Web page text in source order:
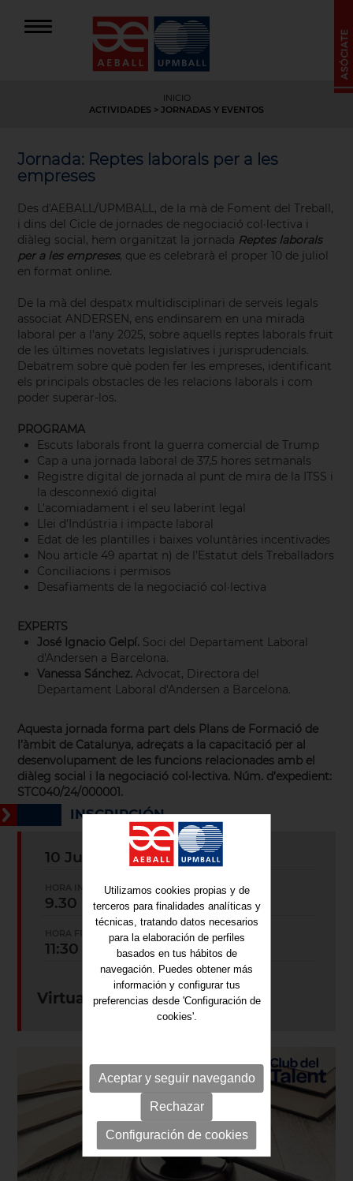
INICIO
ACTIVIDADES > JORNADAS Y EVENTOS
Jornada: Reptes laborals per a les
empreses
Des d'AEBALL/UPMBALL, de la mà de Foment del Treball,
i dins del Cicle de jornades de negociació col·lectiva i
diàleg social, hem organitzat la jornada Reptes laborals
per a les empreses, que es celebrarà el proper 10 de juliol
en format online.
De la mà del despatx multidisciplinari de serveis legals
associat ANDERSEN, ens endinsarem en una mirada
laboral per a l’any 2025, sobre aquells reptes laborals fruit
de les últimes novetats legislatives i jurisprudencials.
Debatrem sobre què poden fer les empreses, identificant
els principals obstacles de les relacions laborals i com
poder superar-los.
PROGRAMA
Escuts laborals front la guerra comercial de Trump
Cap a una jornada laboral de 37,5 hores setmanals
Registre digital de jornada al punt de mira de la ITSS i
la desconnexió digital
L’acomiadament i el seu laberint legal
Llei d’Indústria i impacte laboral
Edat de les plantilles i baixes voluntàries incentivades
Nou article 49 apartat n) de l’Estatut dels Treballadors
Conciliacions i permisos
Desafiaments de la negociació col·lectiva
EXPERTS
José Ignacio Gelpí.Soci del Departament Laboral
d'Andersen a Barcelona.
Vanessa Sánchez.Advocat, Directora del
Departament Laboral d'Andersen a Barcelona.
Aquesta jornada forma part dels Plans de Formació de
l’àmbit de Catalunya, adreçats a la capacitació per al
desenvolupament de les funcions relacionades amb el
diàleg social i la negociació col·lectiva. Núm. d’expedient:
STC040/24/000001.
INSCRIPCIÓN
10 Julio 2025
HORA INICIO:
9.30
11:30
Virtual (Zoom)
Utilizamos cookies propias y de
terceros para finalidades analíticas y
técnicas, tratando datos necesarios
para la elaboración de perfiles
basados en tus hábitos de
navegación. Puedes obtener más
información y configurar tus
preferencias desde 'Configuración de
cookies'.
Aceptar y seguir navegando
Rechazar
Configuración de cookies